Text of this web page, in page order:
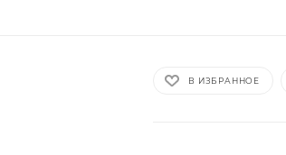
В ИЗБРАННОЕ